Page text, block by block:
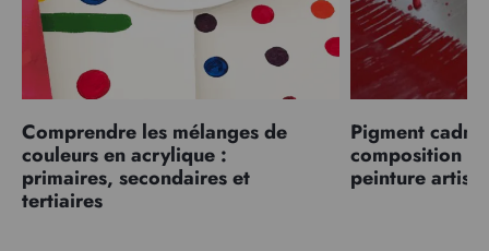
Comprendre les mélanges de
couleurs en acrylique :
primaires, secondaires et
tertiaires
Pigment
composition
peinture